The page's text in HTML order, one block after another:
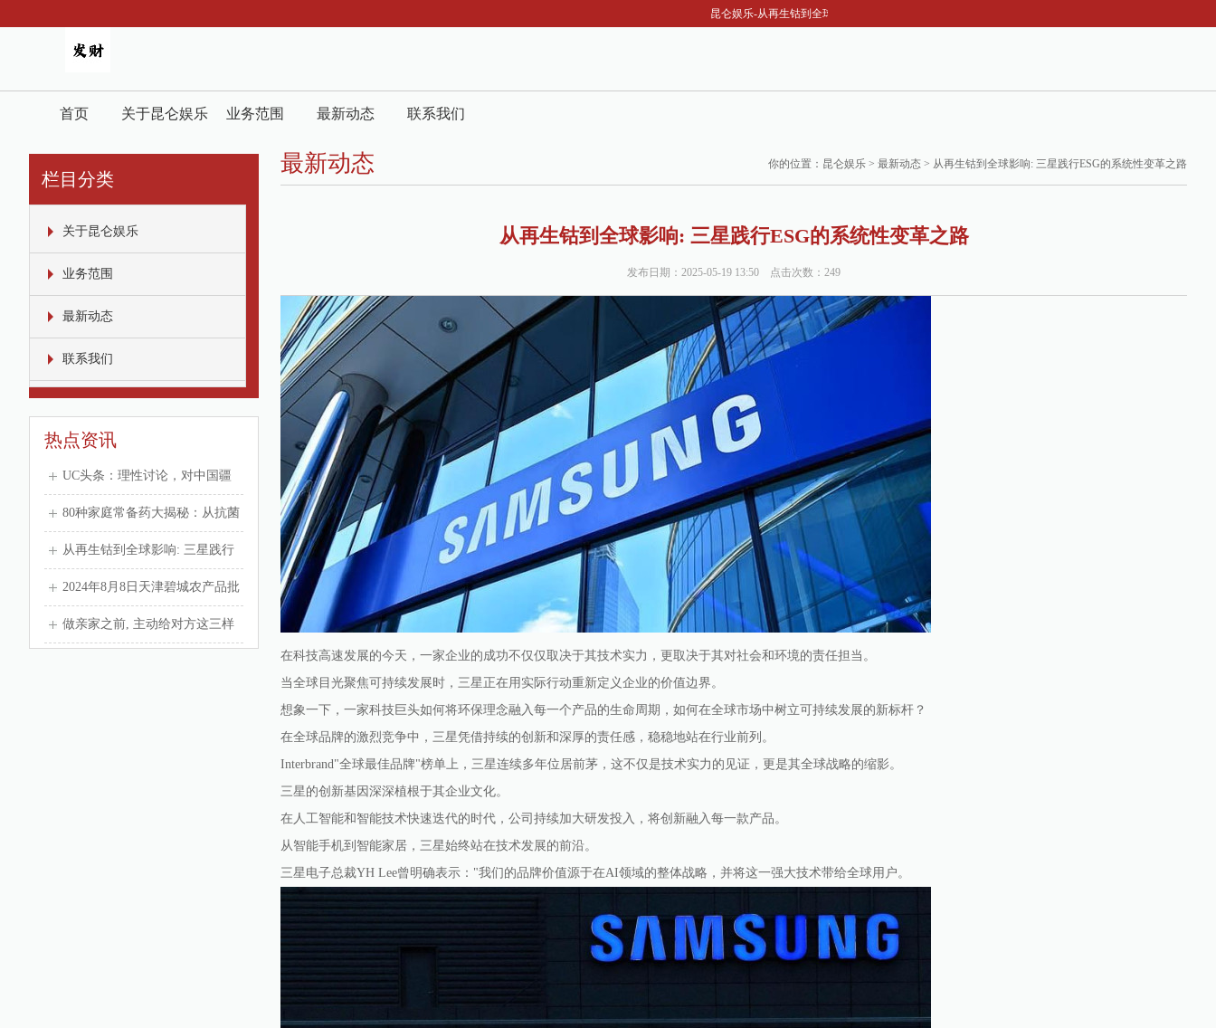
昆仑娱乐-从再生钴到全球影响: 三星践行ESG的系统性变革之路
首页 关于昆仑娱乐 业务范围 最新动态 联系我们
栏目分类
关于昆仑娱乐
业务范围
最新动态
联系我们
热点资讯
UC头条：理性讨论，对中国疆
域贡献最大的朝代！
80种家庭常备药大揭秘：从抗菌
到止痛，一网打尽！
从再生钴到全球影响: 三星践行
ESG的系统性变革之路
2024年8月8日天津碧城农产品批
发市场价格行情
做亲家之前, 主动给对方这三样
最新动态 你的位置： 昆仑娱乐 > 最新动态 > 从再生钴到全球影响: 三星践行ESG的系统性变革之路
从再生钴到全球影响: 三星践行ESG的系统性变革之路
发布日期：2025-05-19 13:50 点击次数：249
在科技高速发展的今天，一家企业的成功不仅仅取决于其技术实力，更取决于其对社会和环境的责任担当。
当全球目光聚焦可持续发展时，三星正在用实际行动重新定义企业的价值边界。
想象一下，一家科技巨头如何将环保理念融入每一个产品的生命周期，如何在全球市场中树立可持续发展的新标杆？
在全球品牌的激烈竞争中，三星凭借持续的创新和深厚的责任感，稳稳地站在行业前列。
Interbrand"全球最佳品牌"榜单上，三星连续多年位居前茅，这不仅是技术实力的见证，更是其全球战略的缩影。
三星的创新基因深深植根于其企业文化。
在人工智能和智能技术快速迭代的时代，公司持续加大研发投入，将创新融入每一款产品。
从智能手机到智能家居，三星始终站在技术发展的前沿。
三星电子总裁YH Lee曾明确表示："我们的品牌价值源于在AI领域的整体战略，并将这一强大技术带给全球用户。